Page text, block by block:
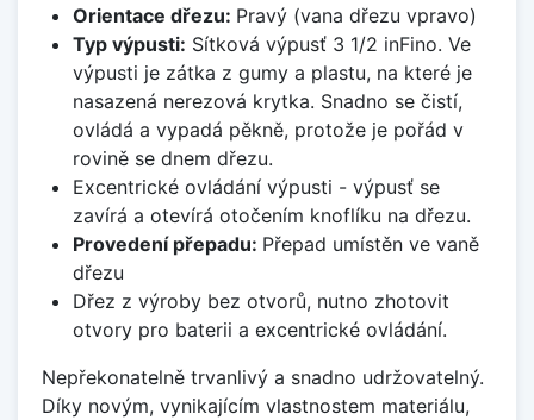
Orientace dřezu: Pravý (vana dřezu vpravo)
Typ výpusti: Sítková výpusť 3 1/2 inFino. Ve
výpusti je zátka z gumy a plastu, na které je
nasazená nerezová krytka. Snadno se čistí,
ovládá a vypadá pěkně, protože je pořád v
rovině se dnem dřezu.
Excentrické ovládání výpusti - výpusť se
zavírá a otevírá otočením knoflíku na dřezu.
Provedení přepadu: Přepad umístěn ve vaně
dřezu
Dřez z výroby bez otvorů, nutno zhotovit
otvory pro baterii a excentrické ovládání.
Nepřekonatelně trvanlivý a snadno udržovatelný.
Díky novým, vynikajícím vlastnostem materiálu,